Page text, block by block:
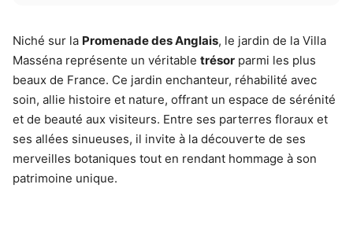
Niché sur la Promenade des Anglais, le jardin de la Villa
Masséna représente un véritable trésor parmi les plus
beaux de France. Ce jardin enchanteur, réhabilité avec
soin, allie histoire et nature, offrant un espace de sérénité
et de beauté aux visiteurs. Entre ses parterres floraux et
ses allées sinueuses, il invite à la découverte de ses
merveilles botaniques tout en rendant hommage à son
patrimoine unique.